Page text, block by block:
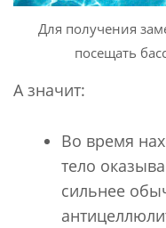
Для получения
посещать
А значит:
Во время
тело
сильнее